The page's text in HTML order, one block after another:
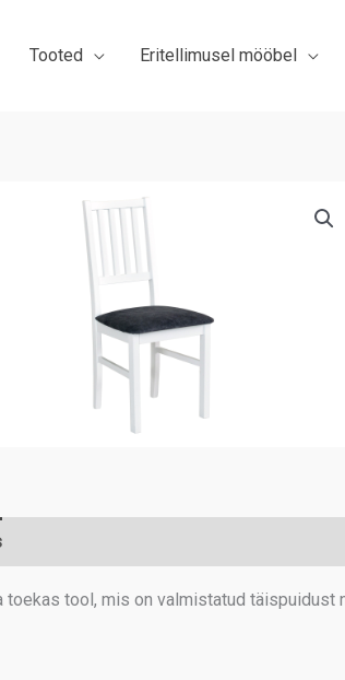
Tooted Eritellimusel mööbel
toekas tool, mis on valmistatud